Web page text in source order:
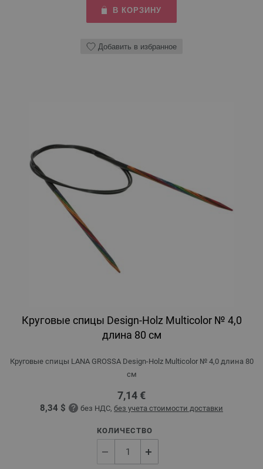
В КОРЗИНУ
Добавить в избранное
Круговые спицы Design-Holz Multicolor № 4,0
длина 80 см
Круговые спицы LANA GROSSA Design-Holz Multicolor № 4,0 длина 80
см
7,14 €
8,34 $ без НДС, без учета стоимости доставки
КОЛИЧЕСТВО